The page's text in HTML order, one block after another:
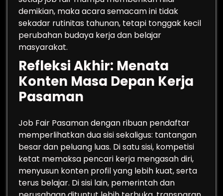
demikian, maka acara semacam ini tidak
sekadar rutinitas tahunan, tetapi tonggak kecil
perubahan budaya kerja dan belajar
masyarakat.
Refleksi Akhir: Menata
Konten Masa Depan Kerja
Pasaman
Job Fair Pasaman dengan ribuan pendaftar
memperlihatkan dua sisi sekaligus: tantangan
besar dan peluang luas. Di satu sisi, kompetisi
ketat memaksa pencari kerja mengasah diri,
menyusun konten profil yang lebih kuat, serta
terus belajar. Di sisi lain, pemerintah dan